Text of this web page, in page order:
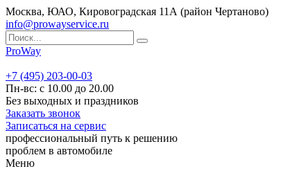
Москва, ЮАО, Кировоградская 11А (район Чертаново)
info@prowayservice.ru
ProWay
+7 (495) 203-00-03
Пн-вс: с 10.00 до 20.00
Без выходных и праздников
Заказать звонок
Записаться на сервис
профессиональный путь к решению
проблем в автомобиле
Меню